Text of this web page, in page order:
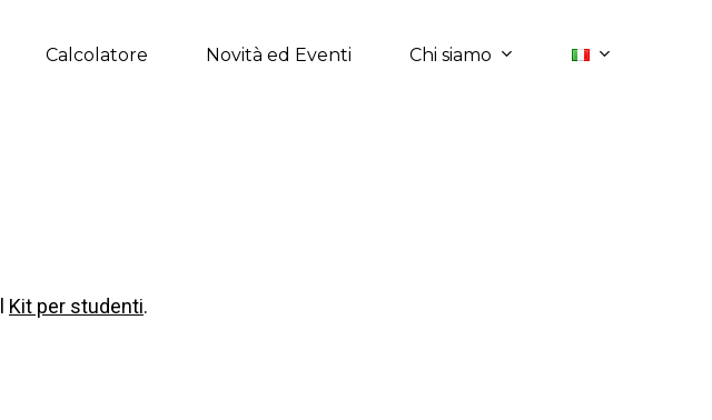
Calcolatore Novità ed Eventi Chi siamo
Kit per studenti.